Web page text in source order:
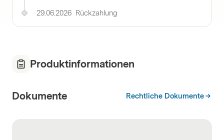
29.06.2026 Rückzahlung
Produktinformationen
Dokumente Rechtliche Dokumente